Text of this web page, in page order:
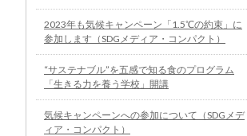
2023年も気候キャンペーン「1.5℃の約束」に
参加します（SDGメディア・コンパクト）
“サステナブル”を五感で知る食のプログラム
「生きる力を養う学校」開講
気候キャンペーンへの参加について（SDGメデ
ィア・コンパクト）